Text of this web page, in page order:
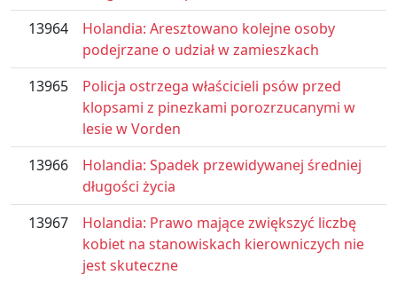
13964
Holandia: Aresztowano kolejne osoby
podejrzane o udział w zamieszkach
13965
Policja ostrzega właścicieli psów przed
klopsami z pinezkami porozrzucanymi w
lesie w Vorden
13966
Holandia: Spadek przewidywanej średniej
długości życia
13967
Holandia: Prawo mające zwiększyć liczbę
kobiet na stanowiskach kierowniczych nie
jest skuteczne